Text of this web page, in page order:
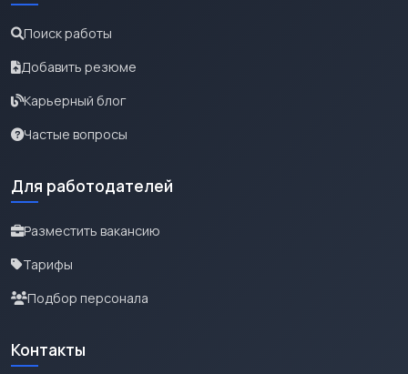
Поиск работы
Добавить резюме
Карьерный блог
Частые вопросы
Для работодателей
Разместить вакансию
Тарифы
Подбор персонала
Контакты